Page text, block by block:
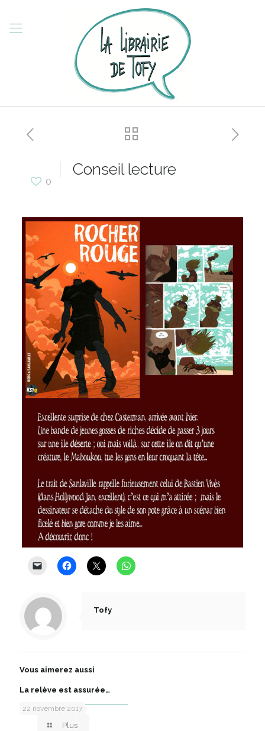
0
Conseil lecture
Tofy
Vous aimerez aussi
22 novembre 2017
La relève est assurée…
Plus